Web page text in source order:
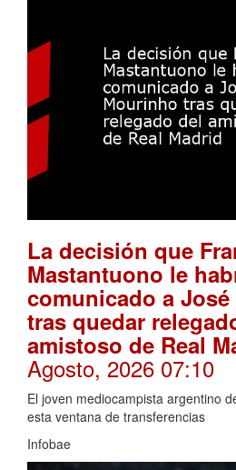
La decisión que
Mastantuono le
comunicado a
tras quedar
amistoso de Real
Agosto, 2026 07:10
El joven mediocampista argentino
esta ventana de transferencias
Infobae